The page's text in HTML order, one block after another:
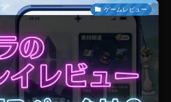
ゲームレビュー